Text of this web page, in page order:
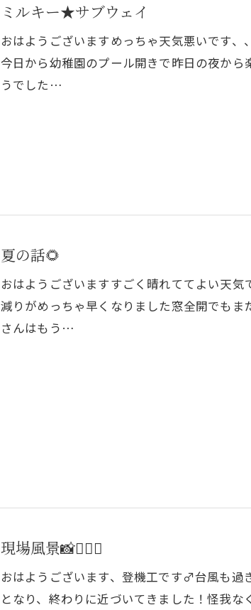
ミルキー★サブウェイ
おはようございますめっちゃ天気悪いです
今日から幼稚園のプール開きで昨日の夜か
うでした…
夏の話🌻
おはようございますすごく晴れててよい天
減りがめっちゃ早くなりました窓全開でも
さんはもう…
現場風景📸👷‍♂️✨
おはようございます、登機工です♂台風も過
となり、終わりに近づいてきました！怪我